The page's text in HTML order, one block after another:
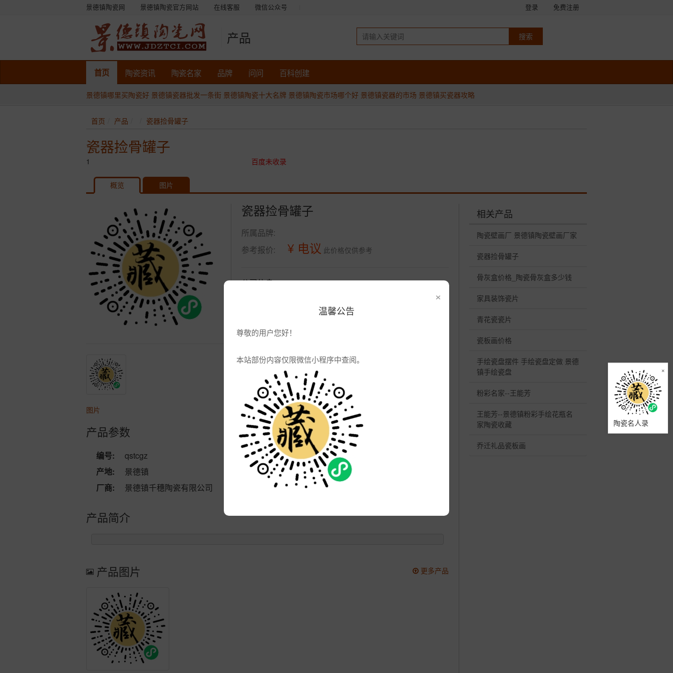
×
温馨公告
尊敬的用户您好！
本站部份内容仅限微信小程序中查阅。
景德镇陶瓷网 景德镇陶瓷官方网站 在线客服 微信公众号 登录 免费注册
产品
首页 陶瓷资讯 陶瓷名家 品牌 问问 百科创建
景德镇哪里买陶瓷好 景德镇瓷器批发一条街 景德镇陶瓷十大名牌 景德镇陶瓷市场哪个好 景德镇瓷器的市场 景德镇买瓷器攻略
×
陶瓷名人录
首页 产品 瓷器捡骨罐子
瓷器捡骨罐子
1 百度未收录
概览 图片
图片
瓷器捡骨罐子
所属品牌:
参考报价:
¥ 电议 此价格仅供参考
公司信息
产品参数
编号: qstcgz
品牌:
产地:
景德镇 次数:
7296
厂商:
景德镇千穗陶瓷有限公司 更新: 2022-04-16 17:51:13
产品简介
更多产品
产品图片
相关产品
陶瓷壁画厂 景德镇陶瓷壁画厂家
瓷器捡骨罐子
骨灰盒价格_陶瓷骨灰盒多少钱
家具装饰瓷片
青花瓷瓷片
瓷板画价格
手绘瓷盘摆件 手绘瓷盘定做 景德
镇手绘瓷盘
粉彩名家--王能芳
王能芳--景德镇粉彩手绘花瓶名
家陶瓷收藏
乔迁礼品瓷板画